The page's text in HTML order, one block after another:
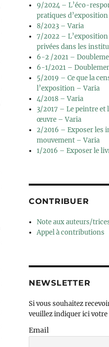
9/2024 – L’éco-
pratiques
8/2023 – Varia
7/2022 –
privées dans les
6-2 /2021 –
6-1/2021 –
5/2019 – Ce que la
l’exposition – Varia
4/2018 – Varia
3/2017 – Le peintre et
œuvre – Varia
2/2016 – Exposer les
mouvement – Varia
1/2016 – Exposer le
CONTRIBUER
Note aux auteurs/
Appel à contributions
NEWSLETTER
Si vous souhaitez
veuillez indiquer ici votre
Email